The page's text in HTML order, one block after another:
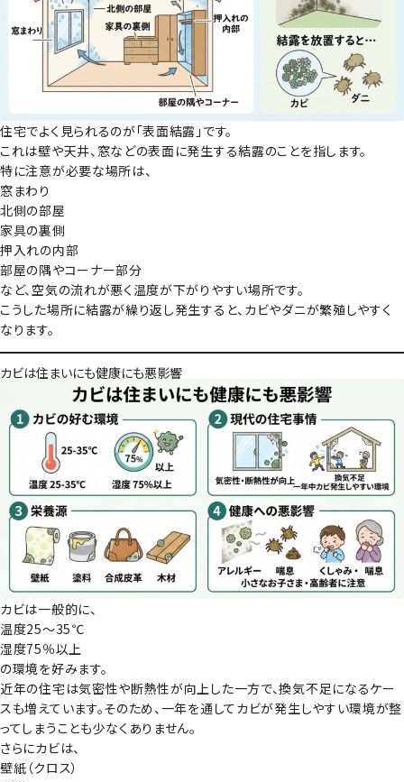
住宅でよく見られるのが「表面結露」です。
これは壁や天井、窓などの表面に発生する結露のことを指します。
特に注意が必要な場所は、
窓まわり
北側の部屋
家具の裏側
押入れの内部
部屋の隅やコーナー部分
など、空気の流れが悪く温度が下がりやすい場所です。
こうした場所に結露が繰り返し発生すると、カビやダニが繁殖しやすく
なります。
カビは住まいにも健康にも悪影響
カビは一般的に、
温度25～35℃
湿度75％以上
の環境を好みます。
近年の住宅は気密性や断熱性が向上した一方で、換気不足になるケー
スも増えています。そのため、一年を通してカビが発生しやすい環境が整
ってしまうことも少なくありません。
さらにカビは、
壁紙（クロス）